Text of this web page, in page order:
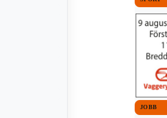
JOBB